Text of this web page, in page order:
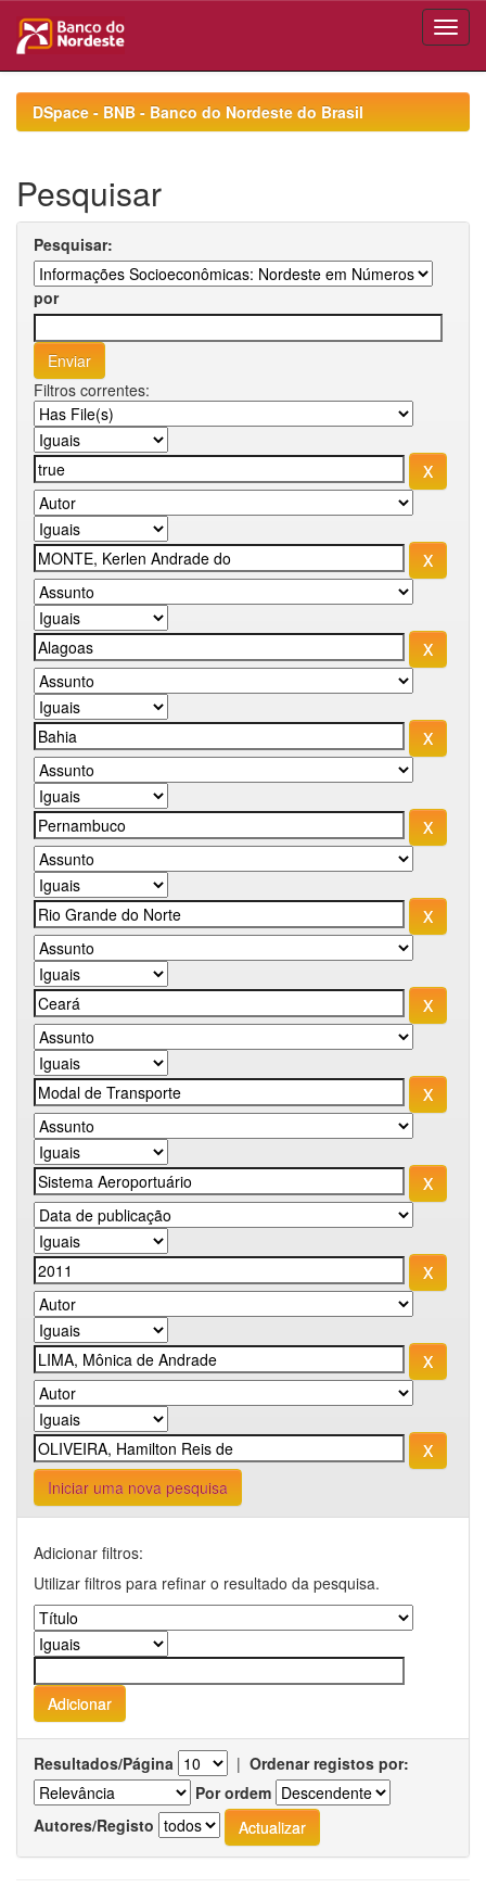
navigationDSpace - BNB - Banco do Nordeste do Brasil
Pesquisar
Pesquisar:
por
Filtros correntes:
Iniciar uma nova pesquisa
Adicionar filtros:
Utilizar filtros para refinar o resultado da pesquisa.
Resultados/Página | Ordenar registos por:
Por ordem
Autores/Registo